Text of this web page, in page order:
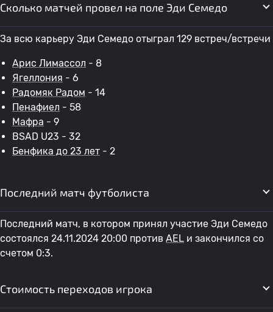
Сколько матчей провел на поле Эди Семедо
За всю карьеру Эди Семедо отыграл 129 встреч/встречи
Арис Лимассол - 8
Ягеллония - 6
Радомяк Радом - 14
Пенафиел - 58
Мафра - 9
BSAD U23 - 32
Бенфика до 23 лет - 2
Последний матч футболиста
Последний матч, в котором принял участие Эди Семедо
состоялся 24.11.2024 20:00 против AEL и закончился со
счетом 0:3.
Стоимость переходов игрока